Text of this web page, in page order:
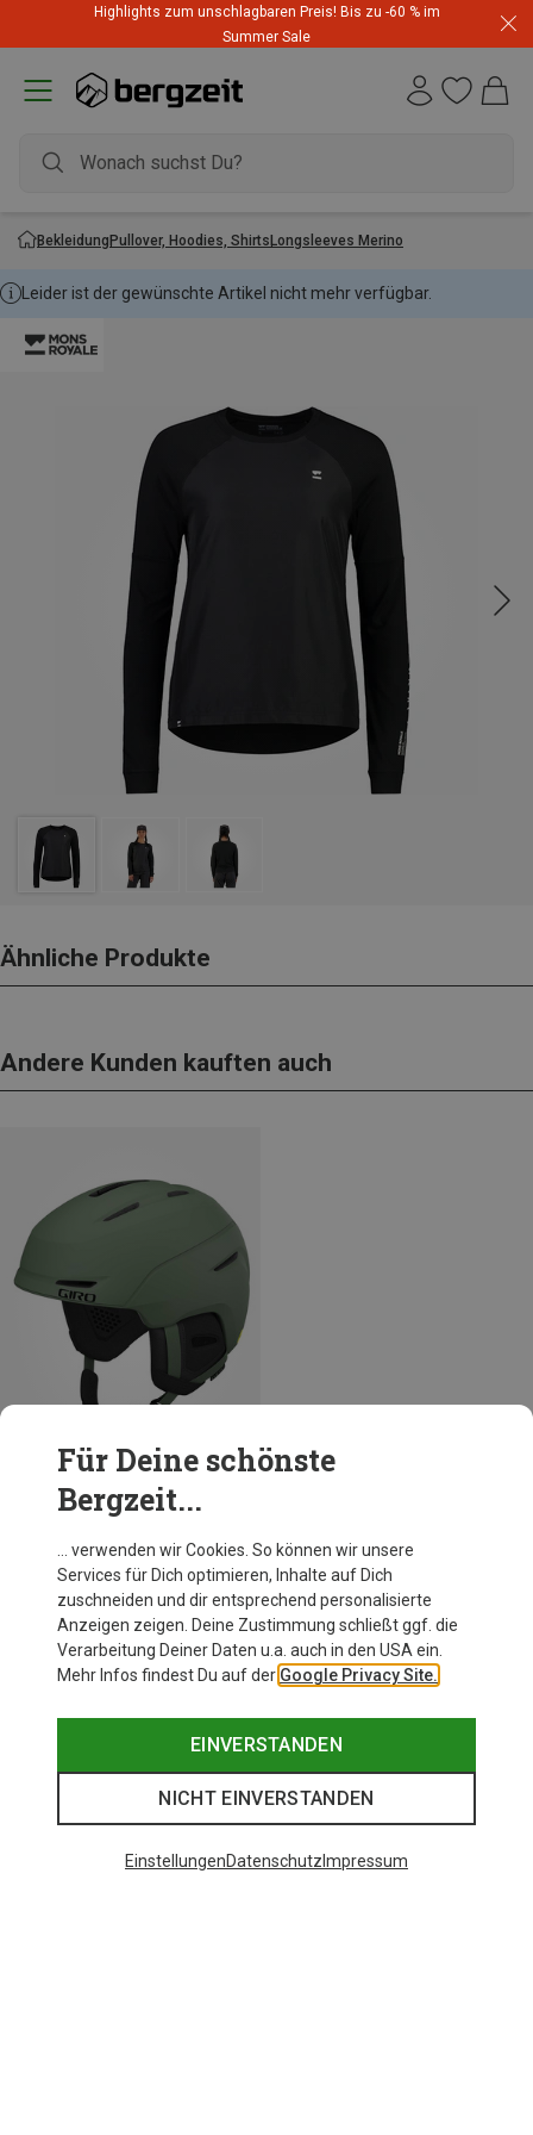
Highlights zum unschlagbaren Preis! Bis zu -60 % im
Summer Sale
BekleidungPullover, Hoodies, ShirtsLongsleeves Merino
Leider ist der gewünschte Artikel nicht mehr verfügbar.
Ähnliche Produkte
Andere Kunden kauften auch
Du sparst 43%
Für Deine schönste
Bergzeit...
… verwenden wir Cookies. So können wir unsere
Services für Dich optimieren, Inhalte auf Dich
zuschneiden und dir entsprechend personalisierte
Anzeigen zeigen. Deine Zustimmung schließt ggf. die
Verarbeitung Deiner Daten u.a. auch in den USA ein.
Mehr Infos findest Du auf der Google Privacy Site.
EINVERSTANDEN
NICHT EINVERSTANDEN
EinstellungenDatenschutz Impressum